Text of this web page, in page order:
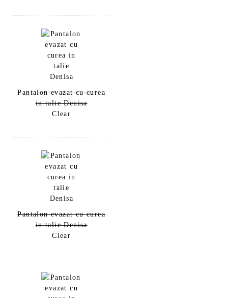
Pantalon evazat cu curea
in talie Denisa
Clear
Pantalon evazat cu curea
in talie Denisa
Clear